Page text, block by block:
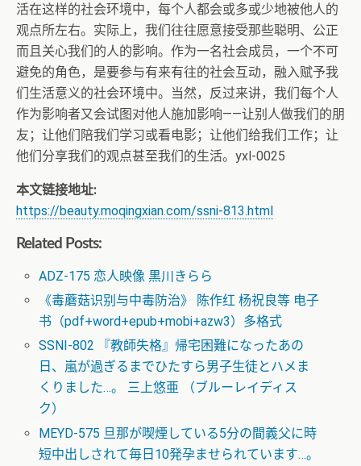
活在这样的社会环境中，每个人都会或多或少地被他人的
观点所左右。实际上，我们往往愿意接受那些聪明、公正
而且关心我们的人的影响。作为一名社会成员，一个不可
避免的角色，是要参与有来有往的社会互动，融入赋予我
们生活意义的社会环境中。当然，反过来讲，我们每个人
作为影响者又会试图对他人施加影响——让别人做我们的朋
友；让他们陪我们学习或看电影；让他们给我们工作；让
他们分享我们的观点甚至我们的生活。yxl-0025
本文链接地址:
https://beauty.moqingxian.com/ssni-813.html
Related Posts:
ADZ-175 恋人映像 黒川きらら
《毒蘑菇识别与中毒防治》 陈作红 杨祝良等 电子
书（pdf+word+epub+mobi+azw3）多格式
SSNI-802 『教師失格』帰宅困難になったあの
日、嵐が過ぎるまでひたすら男子生徒とハメま
くりました…。 三上悠亜 （ブルーレイディス
ク）
MEYD-575 旦那が喫煙している5分の間義父に時
短中出しされて毎日10発孕ませられています…。